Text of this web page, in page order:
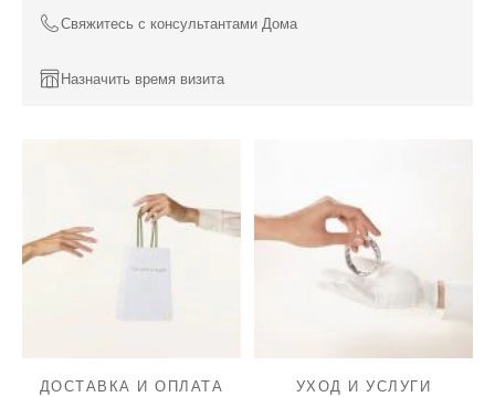
Свяжитесь с консультантами Дома
Назначить время визита
ДОСТАВКА И ОПЛАТА УХОД И УСЛУГИ